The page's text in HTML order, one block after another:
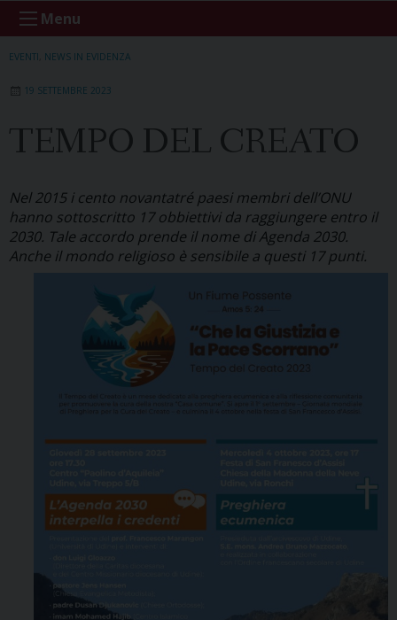
Menu
EVENTI NEWS IN EVIDENZA
19 SETTEMBRE 2023
TEMPO DEL CREATO
Nel 2015 i cento novantatré paesi membri dell’ONU
hanno sottoscritto 17 obbiettivi da raggiungere entro il
2030. Tale accordo prende il nome di Agenda 2030.
Anche il mondo religioso è sensibile a questi 17 punti.